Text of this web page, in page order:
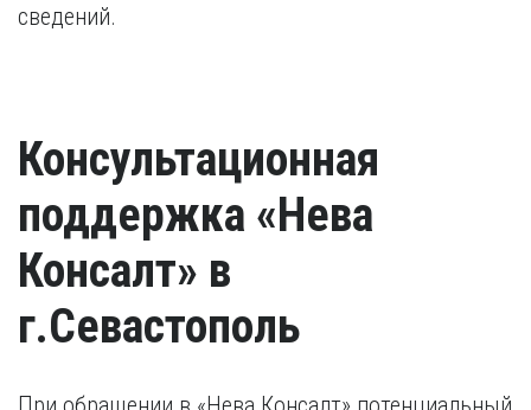
сведений.
Консультационная
поддержка «Нева
Консалт» в
г.Севастополь